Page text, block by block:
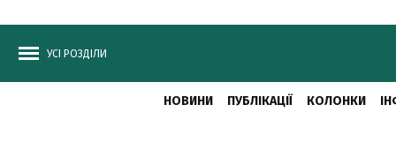
УСІ РОЗДІЛИ
НОВИНИ ПУБЛІКАЦІЇ КОЛОНКИ